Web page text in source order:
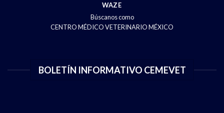
WAZE
Búscanos como
CENTRO MÉDICO VETERINARIO MÉXICO
BOLETÍN INFORMATIVO CEMEVET